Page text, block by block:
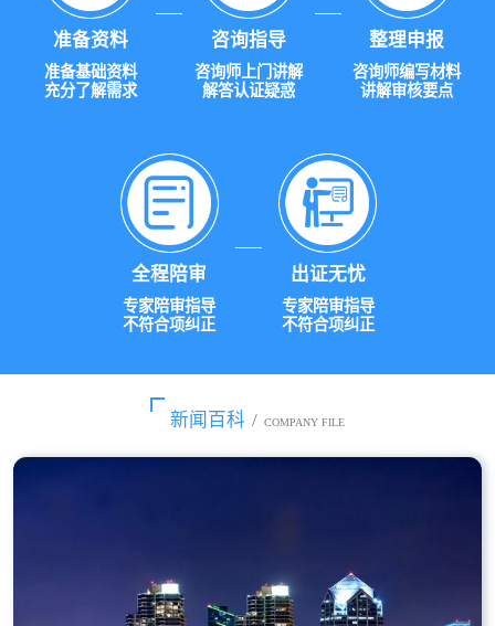
准备资料
准备基础资料
充分了解需求
咨询指导
咨询师上门讲解
解答认证疑惑
整理申报
咨询师编写材料
讲解审核要点
全程陪审
专家陪审指导
不符合项纠正
出证无忧
专家陪审指导
不符合项纠正
新闻百科 / COMPANY FILE